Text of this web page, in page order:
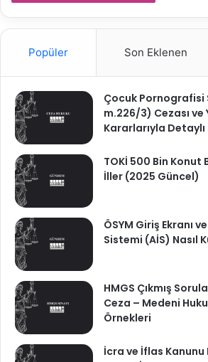
Popüler Son Eklenen
Çocuk Pornografisi
m.226/3) Cezası ve
Kararlarıyla
TOKİ 500 Bin Konut
İller (2025 Güncel)
ÖSYM Giriş Ekranı
Sistemi (AİS) Nasıl
HMGS Çıkmış
Ceza – Medeni
Örnekleri
İcra ve İflas